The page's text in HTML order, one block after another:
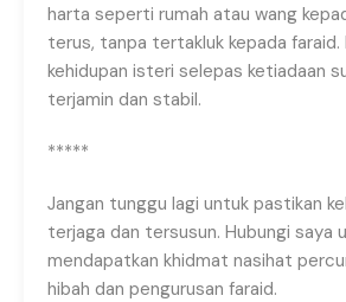
harta seperti rumah atau wang
terus, tanpa tertakluk kepada faraid.
kehidupan isteri selepas ketiadaan
terjamin dan stabil.
*****
Jangan tunggu lagi untuk pastikan
terjaga dan tersusun. Hubungi saya
mendapatkan khidmat nasihat
hibah dan pengurusan faraid.